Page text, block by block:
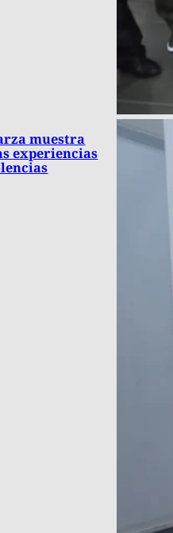
muestra
experiencias